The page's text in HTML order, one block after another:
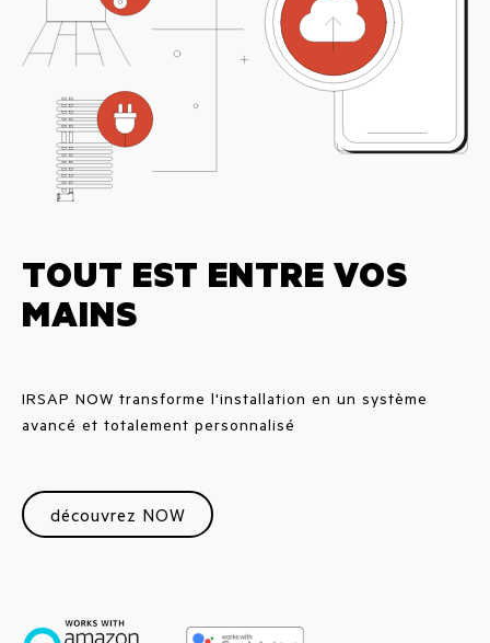
TOUT EST ENTRE VOS
MAINS
IRSAP NOW transforme l'installation en un système
avancé et totalement personnalisé
découvrez NOW